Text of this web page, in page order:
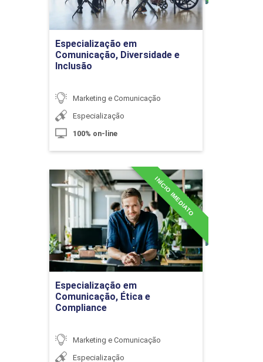
10h
Fusão de Marcas
10h
Especialização em
Comunicação, Diversidade e
Inclusão
Marketing e Comunicação
Especialização
100% on-line
Especialização em
Comunicação, Ética e
Compliance
INÍCIO IMEDIATO
Marketing e Comunicação
Especialização
Especialização em
Comunicação, Ética e
Compliance
Detalhes do curso